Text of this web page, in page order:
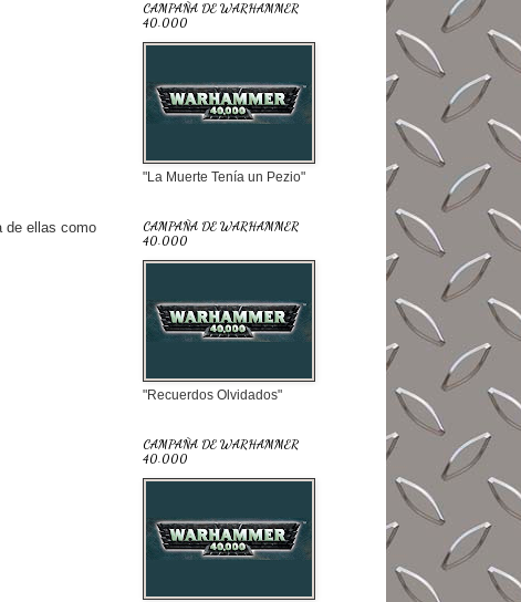
de ellas como
CAMPAÑA DE WARHAMMER
40.000
"La Muerte Tenía un Pezio"
CAMPAÑA DE WARHAMMER
40.000
"Recuerdos Olvidados"
CAMPAÑA DE WARHAMMER
40.000